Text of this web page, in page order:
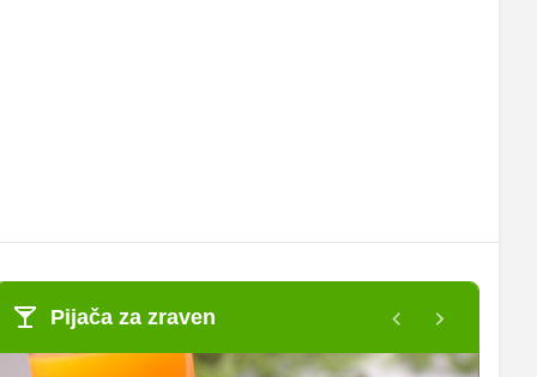
Pijača za zraven